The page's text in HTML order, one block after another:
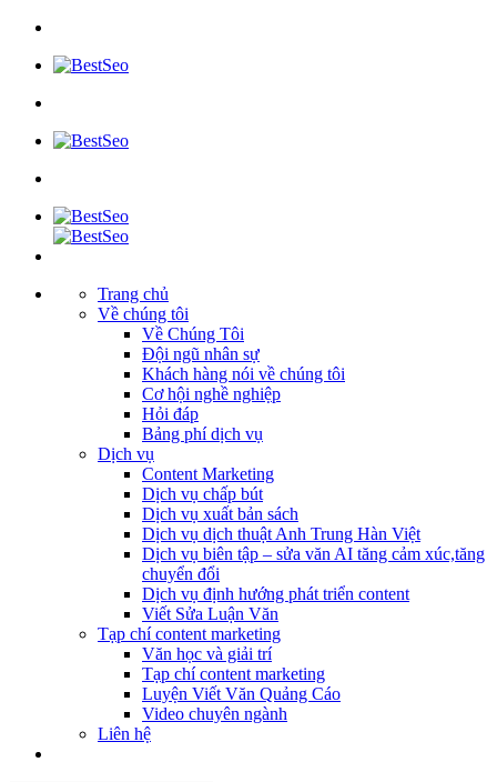
Trang chủ
Về chúng tôi
Về Chúng Tôi
Đội ngũ nhân sự
Khách hàng nói về chúng tôi
Cơ hội nghề nghiệp
Hỏi đáp
Bảng phí dịch vụ
Dịch vụ
Content Marketing
Dịch vụ chấp bút
Dịch vụ xuất bản sách
Dịch vụ dịch thuật Anh Trung Hàn Việt
Dịch vụ biên tập – sửa văn AI tăng cảm xúc,tăng
chuyển đổi
Dịch vụ định hướng phát triển content
Viết Sửa Luận Văn
Tạp chí content marketing
Văn học và giải trí
Tạp chí content marketing
Luyện Viết Văn Quảng Cáo
Video chuyên ngành
Liên hệ